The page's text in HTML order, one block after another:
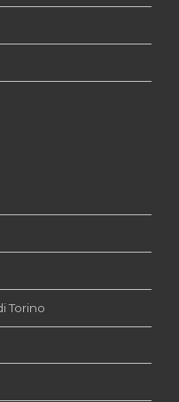
Torino